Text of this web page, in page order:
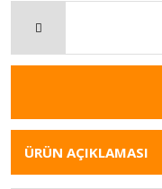
ÜRÜN AÇIKLAMASI